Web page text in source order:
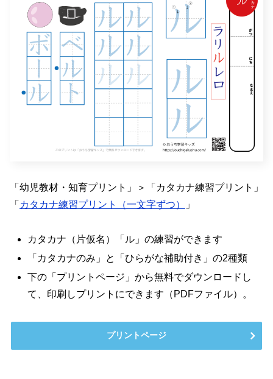
「幼児教材・知育プリント」＞「カタカナ練習プリント」
「 カタカナ練習プリント（一文字ずつ） 」
カタカナ（片仮名）「ル」の練習ができます
「カタカナのみ」と「ひらがな補助付き」の2種類
下の「プリントページ」から無料でダウンロードし
て、印刷しプリントにできます（PDFファイル）。
プリントページ